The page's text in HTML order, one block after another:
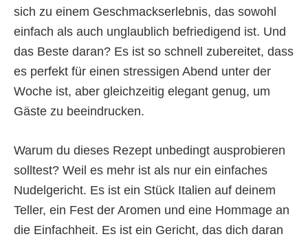
sich zu einem Geschmackserlebnis, das sowohl
einfach als auch unglaublich befriedigend ist. Und
das Beste daran? Es ist so schnell zubereitet, dass
es perfekt für einen stressigen Abend unter der
Woche ist, aber gleichzeitig elegant genug, um
Gäste zu beeindrucken.
Warum du dieses Rezept unbedingt ausprobieren
solltest? Weil es mehr ist als nur ein einfaches
Nudelgericht. Es ist ein Stück Italien auf deinem
Teller, ein Fest der Aromen und eine Hommage an
die Einfachheit. Es ist ein Gericht, das dich daran